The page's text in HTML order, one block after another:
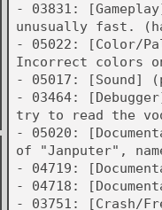
- 03831:
unusually fast.
- 05022: [Color/
Incorrect colors
- 05017: [Sound]
- 03464:
try to read the
- 05020:
of "Janputer",
- 04719:
- 04718:
- 03751: [Crash/